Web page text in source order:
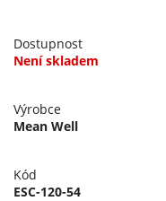
Dostupnost
Není skladem
Výrobce
Mean Well
Kód
ESC-120-54